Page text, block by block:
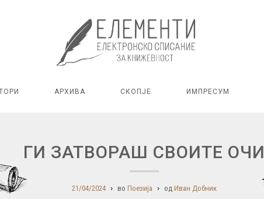
АРХИВА СКОПЈЕ ИМПРЕСУМ
ГИ ЗАТВОРАШ СВОИТЕ ОЧИ
21/04/2024 во Поезија од Иван Добник